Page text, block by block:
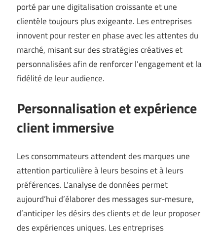
porté par une digitalisation croissante et une
clientèle toujours plus exigeante. Les entreprises
innovent pour rester en phase avec les attentes du
marché, misant sur des stratégies créatives et
personnalisées afin de renforcer l’engagement et la
fidélité de leur audience.
Personnalisation et expérience
client immersive
Les consommateurs attendent des marques une
attention particulière à leurs besoins et à leurs
préférences. L’analyse de données permet
aujourd’hui d’élaborer des messages sur-mesure,
d’anticiper les désirs des clients et de leur proposer
des expériences uniques. Les entreprises